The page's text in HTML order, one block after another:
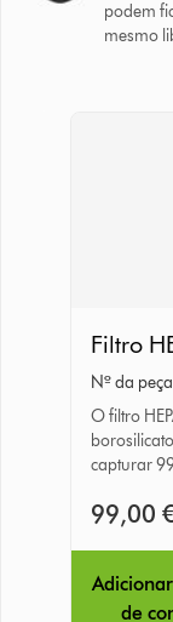
podem
mesmo
HEPA
Filtro
Nº da
O filtro
capturar
99,00
de